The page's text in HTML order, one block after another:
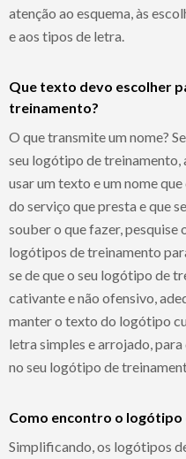
atenção ao esquema, às
e aos tipos de letra.
Que texto devo escolher
treinamento?
O que transmite um nome?
seu logótipo de treinamento,
usar um texto e um nome
do serviço que presta e que
souber o que fazer, pesquise
logótipos de treinamento
se de que o seu logótipo de
cativante e não ofensivo,
manter o texto do logótipo
letra simples e arrojado,
no seu logótipo de
Como encontro o
Simplificando, os logótipos